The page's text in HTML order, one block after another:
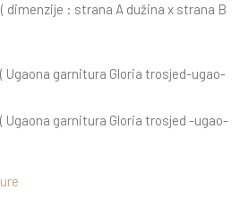
dimenzije : strana A dužina x strana B
Ugaona garnitura Gloria trosjed-ugao-
Ugaona garnitura Gloria trosjed -ugao-